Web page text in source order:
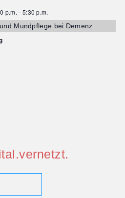
p.m. - 5:30 p.m.
Mundpflege bei Demenz